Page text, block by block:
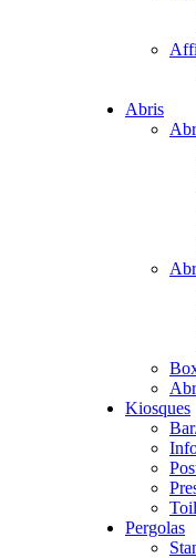
Abris
Kiosques
Pergolas